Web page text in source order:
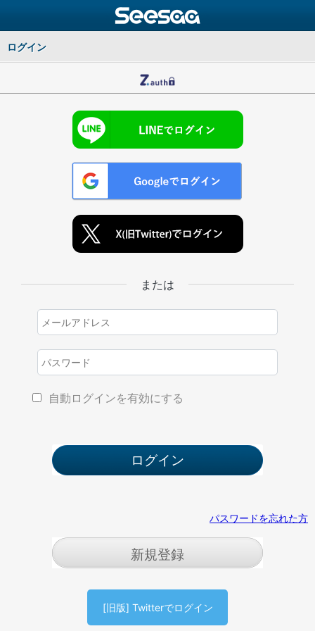
ログイン
または
自動ログインを有効にする
パスワードを忘れた方
新規登録
[旧版] Twitterでログイン